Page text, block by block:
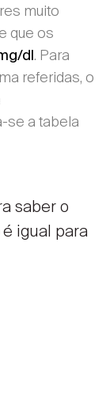
muito
que os
dl. Para
referidas, o
se a tabela
saber o
igual para